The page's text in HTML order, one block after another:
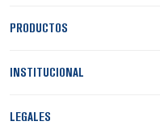
PRODUCTOS
INSTITUCIONAL
LEGALES